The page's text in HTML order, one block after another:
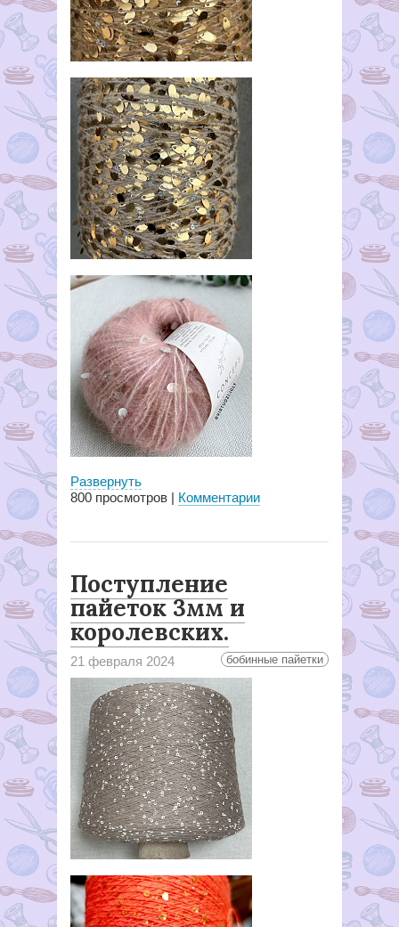
Развернуть
800 просмотров | Комментарии
Поступление
пайеток 3мм и
королевских.
21 февраля 2024 бобинные пайетки